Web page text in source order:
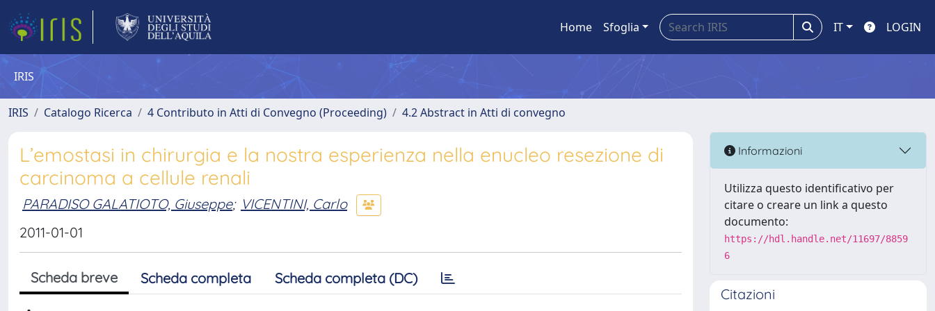
Home Sfoglia IT LOGIN
IRIS
IRIS Catalogo Ricerca 4 Contributo in Atti di Convegno (Proceeding) 4.2 Abstract in Atti di convegno
L’emostasi in chirurgia e la nostra esperienza nella enucleo resezione di
carcinoma a cellule renali
PARADISO GALATIOTO, Giuseppe; VICENTINI, Carlo
2011-01-01
Scheda breve Scheda completa Scheda completa (DC)
Informazioni
Utilizza questo identificativo per
citare o creare un link a questo
documento:
https://hdl.handle.net/11697/8859
6
Citazioni